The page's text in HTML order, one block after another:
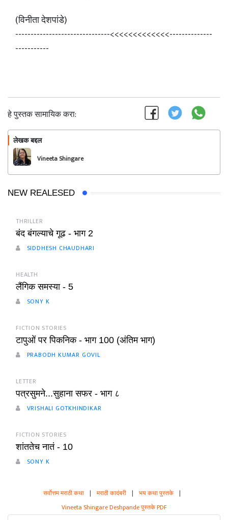
(विनीता देशपांडे)
-------------------------------<<<<<<<<<<<<<--------------
-----------
हे पुस्तक सामायिक करा:
लेखक बद्दल
Vineeta Shingare
Deshpande
NEW REALESED
THRILLER
बंद बंगल्याचे गूढ - भाग 2
SIDDHESH CHAUDHARI
HEALTH
लैंगिक समस्या - 5
SONY K
FICTION STORIES
टापुओं पर पिकनिक - भाग 100 (अंतिम भाग)
PRABODH KUMAR GOVIL
LETTER
पत्रसुमने...सुहाना सफर - भाग ८
VRISHALI GOTKHINDIKAR
FICTION STORIES
शांततेच नातं - 10
SONY K
सर्वोत्तम मराठी कथा | मराठी कादंबरी | भय कथा पुस्तके |
Vineeta Shingare Deshpande पुस्तके PDF